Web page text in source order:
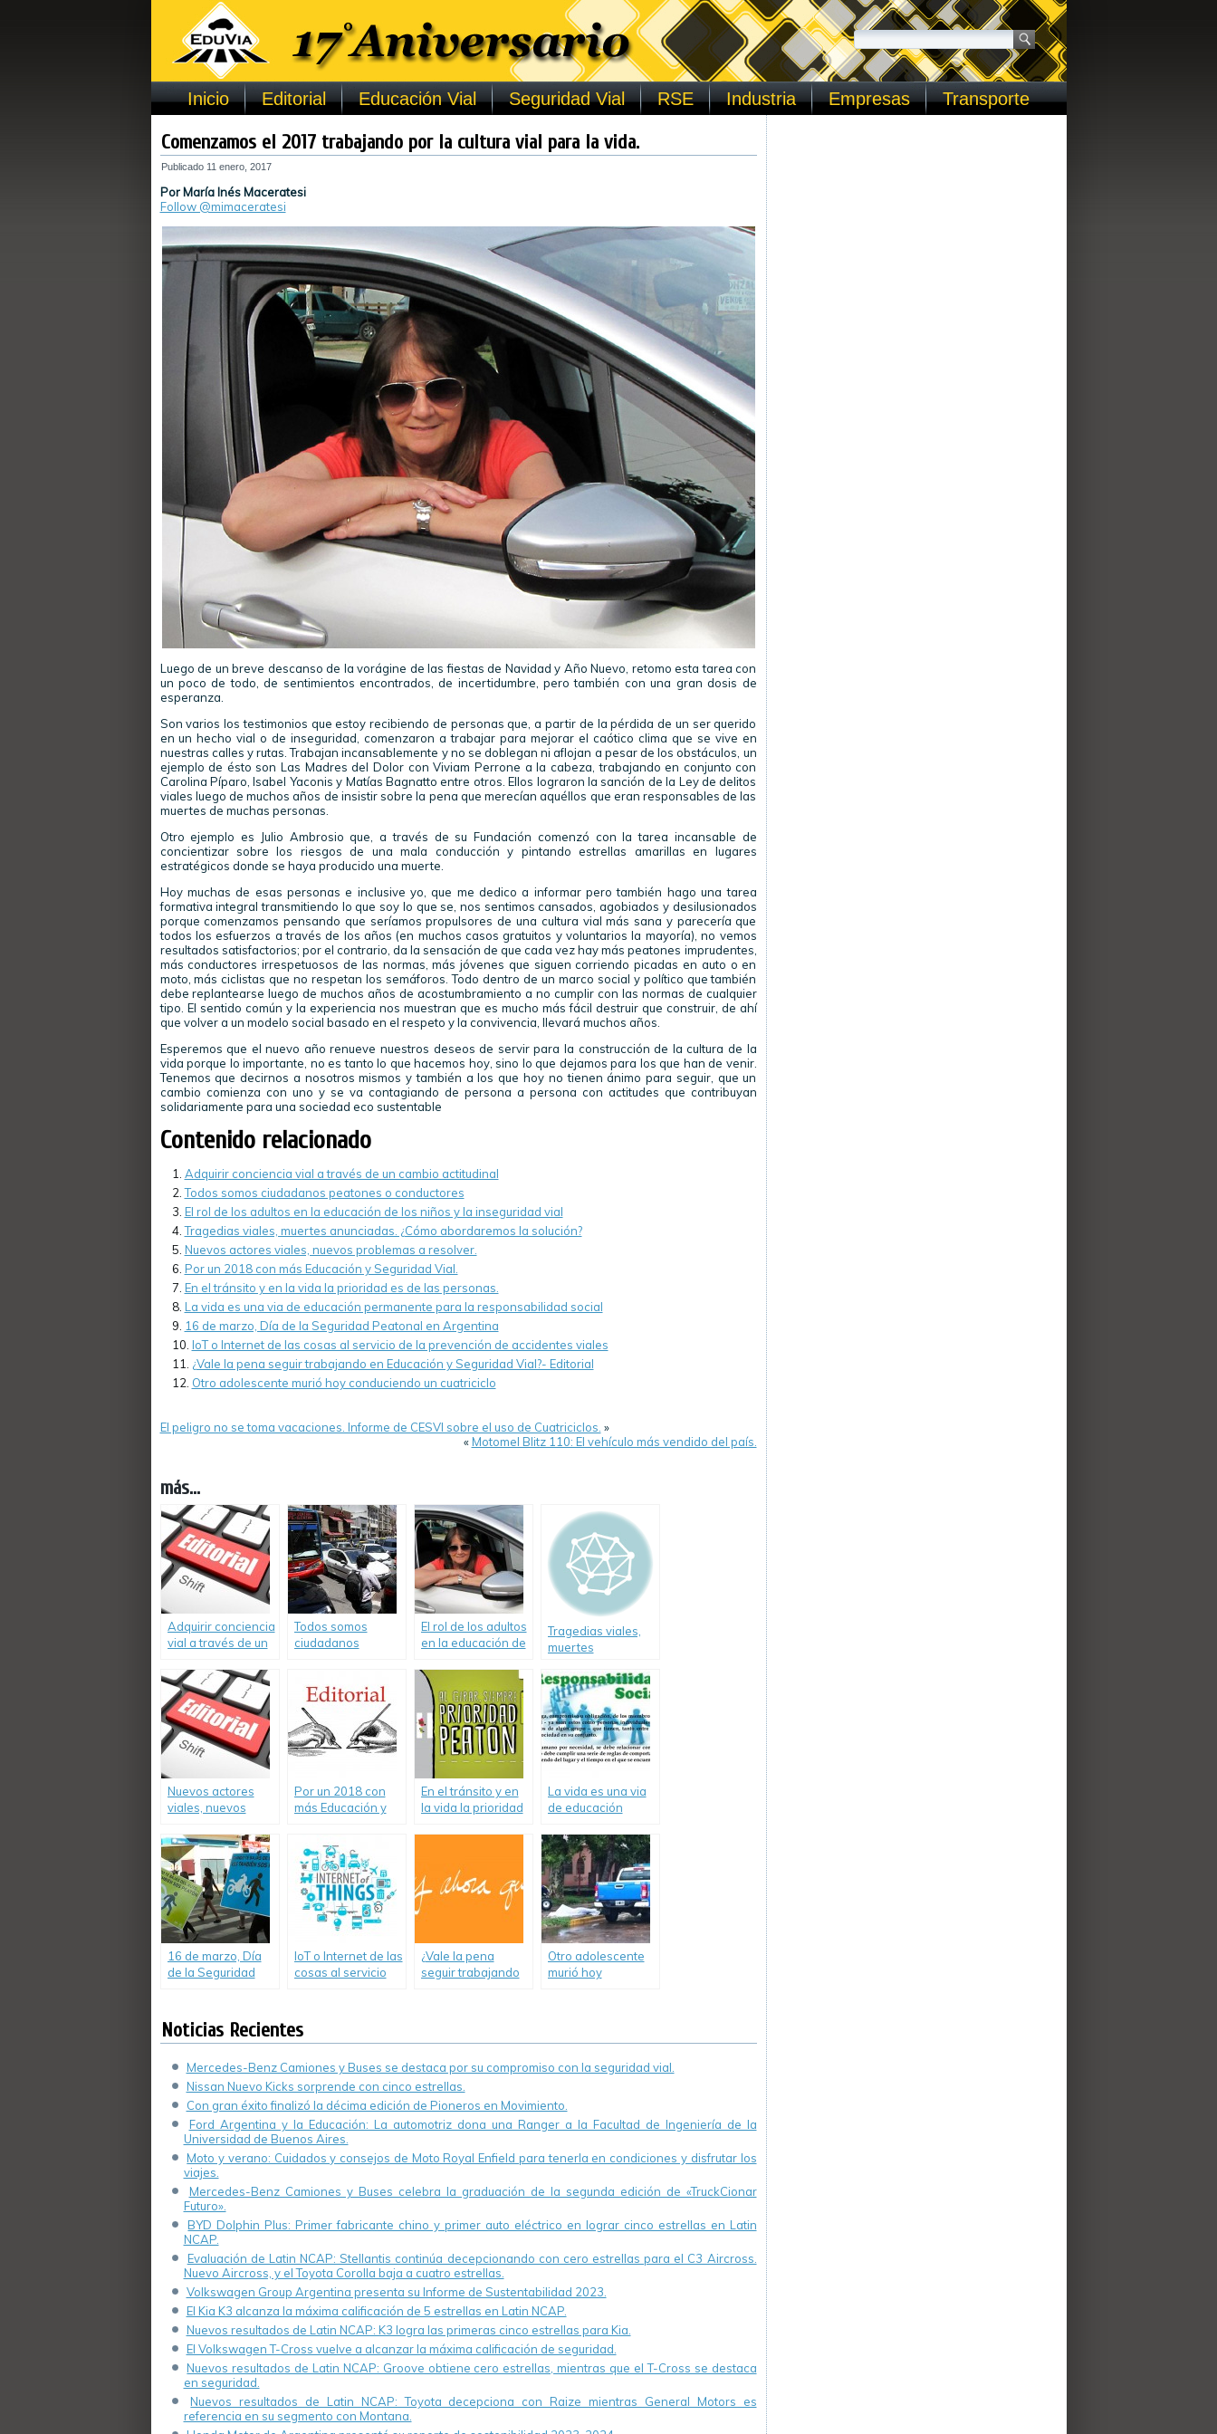
Inicio Editorial Educación Vial Seguridad Vial RSE Industria Empresas Transporte
Comenzamos el 2017 trabajando por la cultura vial para la vida.
Publicado 11 enero, 2017
Por María Inés Maceratesi
Follow @mimaceratesi
Luego de un breve descanso de la vorágine de las fiestas de Navidad y Año Nuevo, retomo esta tarea con
un poco de todo, de sentimientos encontrados, de incertidumbre, pero también con una gran dosis de
esperanza.
Son varios los testimonios que estoy recibiendo de personas que, a partir de la pérdida de un ser querido
en un hecho vial o de inseguridad, comenzaron a trabajar para mejorar el caótico clima que se vive en
nuestras calles y rutas. Trabajan incansablemente y no se doblegan ni aflojan a pesar de los obstáculos, un
ejemplo de ésto son Las Madres del Dolor con Viviam Perrone a la cabeza, trabajando en conjunto con
Carolina Píparo, Isabel Yaconis y Matías Bagnatto entre otros. Ellos lograron la sanción de la Ley de delitos
viales luego de muchos años de insistir sobre la pena que merecían aquéllos que eran responsables de las
muertes de muchas personas.
Otro ejemplo es Julio Ambrosio que, a través de su Fundación comenzó con la tarea incansable de
concientizar sobre los riesgos de una mala conducción y pintando estrellas amarillas en lugares
estratégicos donde se haya producido una muerte.
Hoy muchas de esas personas e inclusive yo, que me dedico a informar pero también hago una tarea
formativa integral transmitiendo lo que soy lo que se, nos sentimos cansados, agobiados y desilusionados
porque comenzamos pensando que seríamos propulsores de una cultura vial más sana y parecería que
todos los esfuerzos a través de los años (en muchos casos gratuitos y voluntarios la mayoría), no vemos
resultados satisfactorios; por el contrario, da la sensación de que cada vez hay más peatones imprudentes,
más conductores irrespetuosos de las normas, más jóvenes que siguen corriendo picadas en auto o en
moto, más ciclistas que no respetan los semáforos. Todo dentro de un marco social y político que también
debe replantearse luego de muchos años de acostumbramiento a no cumplir con las normas de cualquier
tipo. El sentido común y la experiencia nos muestran que es mucho más fácil destruir que construir, de ahí
que volver a un modelo social basado en el respeto y la convivencia, llevará muchos años.
Esperemos que el nuevo año renueve nuestros deseos de servir para la construcción de la cultura de la
vida porque lo importante, no es tanto lo que hacemos hoy, sino lo que dejamos para los que han de venir.
Tenemos que decirnos a nosotros mismos y también a los que hoy no tienen ánimo para seguir, que un
cambio comienza con uno y se va contagiando de persona a persona con actitudes que contribuyan
solidariamente para una sociedad eco sustentable
Contenido relacionado
Adquirir conciencia vial a través de un cambio actitudinal
Todos somos ciudadanos peatones o conductores
El rol de los adultos en la educación de los niños y la inseguridad vial
Tragedias viales, muertes anunciadas. ¿Cómo abordaremos la solución?
Nuevos actores viales, nuevos problemas a resolver.
Por un 2018 con más Educación y Seguridad Vial.
En el tránsito y en la vida la prioridad es de las personas.
La vida es una via de educación permanente para la responsabilidad social
16 de marzo, Día de la Seguridad Peatonal en Argentina
IoT o Internet de las cosas al servicio de la prevención de accidentes viales
¿Vale la pena seguir trabajando en Educación y Seguridad Vial?- Editorial
Otro adolescente murió hoy conduciendo un cuatriciclo
El peligro no se toma vacaciones. Informe de CESVI sobre el uso de Cuatriciclos. »
«Motomel Blitz 110: El vehículo más vendido del país.
más...
Adquirir conciencia
vial a través de un
Todos somos
ciudadanos
El rol de los adultos
en la educación de
inseguridad vial
Tragedias viales,
muertes
abordaremos la
solución?
Nuevos actores
viales, nuevos
resolver.
Por un 2018 con
más Educación y
En el tránsito y en
la vida la prioridad
La vida es una via
de educación
la responsabilidad
social
16 de marzo, Día
de la Seguridad
IoT o Internet de las
cosas al servicio
¿Vale la pena
seguir trabajando
Otro adolescente
murió hoy
Noticias Recientes
Mercedes-Benz Camiones y Buses se destaca por su compromiso con la seguridad vial.
Nissan Nuevo Kicks sorprende con cinco estrellas.
Con gran éxito finalizó la décima edición de Pioneros en Movimiento.
Ford Argentina y la Educación: La automotriz dona una Ranger a la Facultad de Ingeniería de la
Universidad de Buenos Aires.
Moto y verano: Cuidados y consejos de Moto Royal Enfield para tenerla en condiciones y disfrutar los
viajes.
Mercedes-Benz Camiones y Buses celebra la graduación de la segunda edición de «TruckCionar
Futuro».
BYD Dolphin Plus: Primer fabricante chino y primer auto eléctrico en lograr cinco estrellas en Latin
NCAP.
Evaluación de Latin NCAP: Stellantis continúa decepcionando con cero estrellas para el C3 Aircross.
Nuevo Aircross, y el Toyota Corolla baja a cuatro estrellas.
Volkswagen Group Argentina presenta su Informe de Sustentabilidad 2023.
El Kia K3 alcanza la máxima calificación de 5 estrellas en Latin NCAP.
Nuevos resultados de Latin NCAP: K3 logra las primeras cinco estrellas para Kia.
El Volkswagen T-Cross vuelve a alcanzar la máxima calificación de seguridad.
Nuevos resultados de Latin NCAP: Groove obtiene cero estrellas, mientras que el T-Cross se destaca
en seguridad.
Nuevos resultados de Latin NCAP: Toyota decepciona con Raize mientras General Motors es
referencia en su segmento con Montana.